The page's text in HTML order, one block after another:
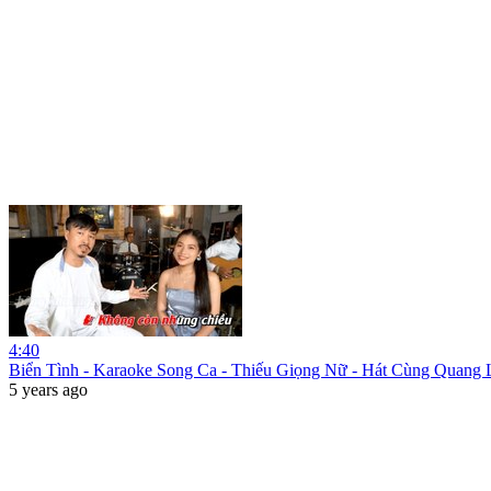
4:40
Biển Tình - Karaoke Song Ca - Thiếu Giọng Nữ - Hát Cùng Quang
5 years ago